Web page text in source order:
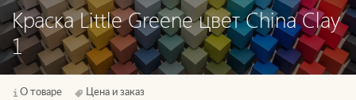
Краска Little Greene цвет China Clay
1
О товаре Цена и заказ